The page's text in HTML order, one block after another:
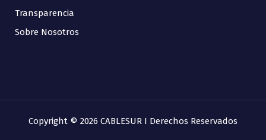
Transparencia
Sobre Nosotros
Copyright © 2026 CABLESUR I Derechos Reservados